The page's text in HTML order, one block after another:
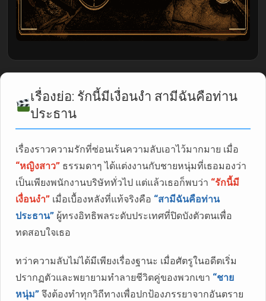
เรื่องย่อ: รักนี้มีเงื่อนงำ สามีฉันคือท่าน
ประธาน
เรื่องราวความรักที่ซ่อนเร้นความลับเอาไว้มากมาย เมื่อ
“หญิงสาว” ธรรมดาๆ ได้แต่งงานกับชายหนุ่มที่เธอมองว่า
เป็นเพียงพนักงานบริษัททั่วไป แต่แล้วเธอก็พบว่า “รักนี้มี
เงื่อนงำ” เมื่อเบื้องหลังที่แท้จริงคือ “สามีฉันคือท่าน
ประธาน” ผู้ทรงอิทธิพลระดับประเทศที่ปิดบังตัวตนเพื่อ
ทดสอบใจเธอ
ทว่าความลับไม่ได้มีเพียงเรื่องฐานะ เมื่อศัตรูในอดีตเริ่ม
ปรากฏตัวและพยายามทำลายชีวิตคู่ของพวกเขา “ชาย
หนุ่ม” จึงต้องทำทุกวิถีทางเพื่อปกป้องภรรยาจากอันตราย